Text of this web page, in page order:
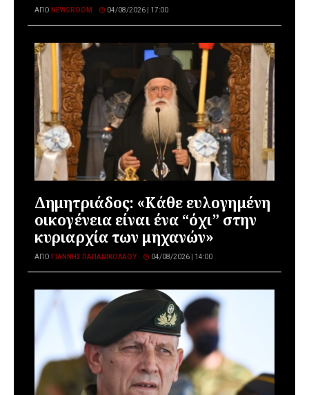
ΑΠΌ NEWSROOM 04/08/2026 | 17:00
Δημητριάδος: «Κάθε ευλογημένη
οικογένεια είναι ένα “όχι” στην
κυριαρχία των μηχανών»
ΑΠΌ ΓΙΆΝΝΗΣ ΠΑΠΑΝΙΚΟΛΆΟΥ 04/08/2026 | 14:00